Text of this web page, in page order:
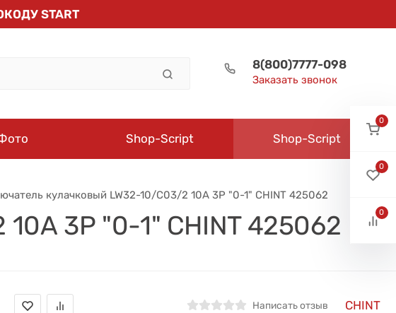
START
8(800)7777-098
Заказать звонок
Shop-Script Shop-Script
кулачковый LW32-10/C03/2 10А 3Р "0-1" CHINT 425062
3Р "0-1" CHINT 425062
Написать отзыв CHINT
0
0
0